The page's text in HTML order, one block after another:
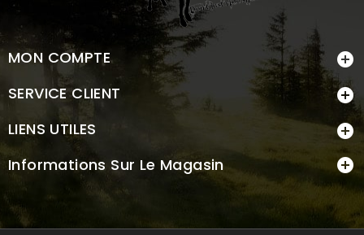
MON COMPTE 
SERVICE CLIENT 
LIENS UTILES 
Informations Sur Le Magasin 